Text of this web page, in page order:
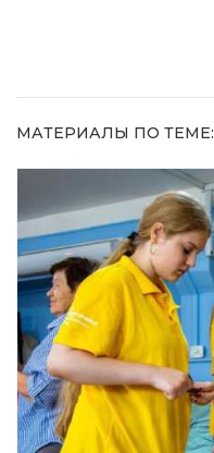
МАТЕРИАЛЫ ПО ТЕМЕ: